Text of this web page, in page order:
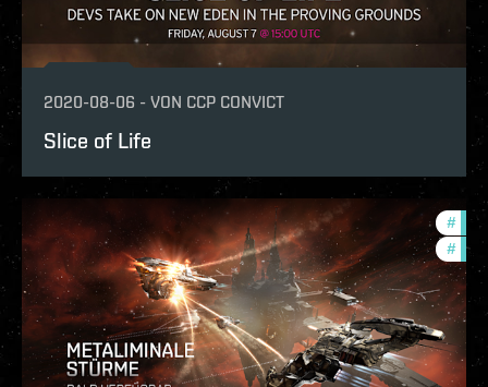
2020-08-06 - VON CCP CONVICT
Slice of Life
#
#